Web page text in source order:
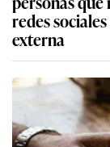
redes
externa